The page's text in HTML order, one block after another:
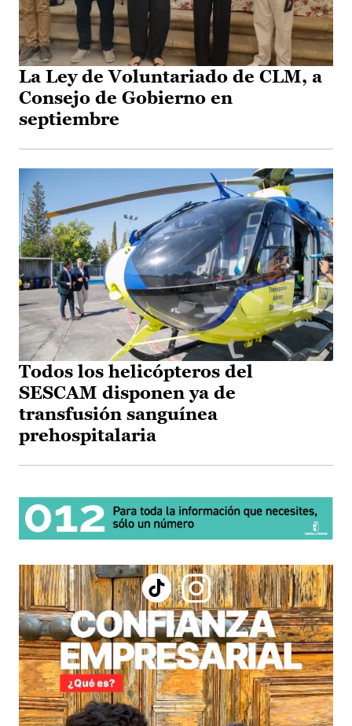
La Ley de Voluntariado de CLM, a
Consejo de Gobierno en
septiembre
Todos los helicópteros del
SESCAM disponen ya de
transfusión sanguínea
prehospitalaria